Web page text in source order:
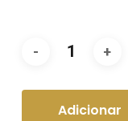
Adicionar